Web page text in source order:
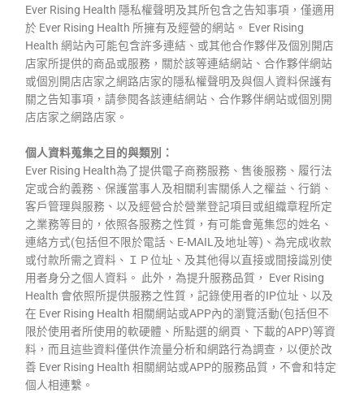
Ever Rising Health 隱私權聲明及其所包含之告知事項，僅適用
於 Ever Rising Health 所擁有及經營的網站。 Ever Rising
Health 網站內可能包含許多連結、或其他合作夥伴及個別開店
店家所提供的商品或服務，關於該等連結網站、合作夥伴網站
或個別開店店家之網路店家的隱私權聲明及與個人資料保護有
關之告知事項，請參閱各該連結網站、合作夥伴網站或個別開
店店家之網路店家。
個人資料蒐集之目的與類別：
Ever Rising Health為了提供電子商務服務、售後服務、履行法
定或合約義務、保護當事人及相關利害關係人之權益、行銷、
客戶管理與服務、以及經營合於營業登記項目或組織章程所定
之業務等目的，依照各服務之性質，有可能會蒐集您的姓名、
連絡方式(包括但不限於電話、E-MAIL及地址等)、為完成收款
或付款所需之資料、ＩＰ位址、及其他得以直接或間接識別使
用者身分之個人資料。 此外，為提升服務品質， Ever Rising
Health 會依照所提供服務之性質，記錄使用者的IP位址、以及
在 Ever Rising Health 相關網站或APP內的瀏覽活動(包括但不
限於使用者所使用的軟硬體、所點選的網頁、下載的APP)等資
料，而且這些資料僅供作流量分析和網路行為調查，以便於改
善 Ever Rising Health 相關網站或APP的服務品質，不會和特定
個人相連繫。